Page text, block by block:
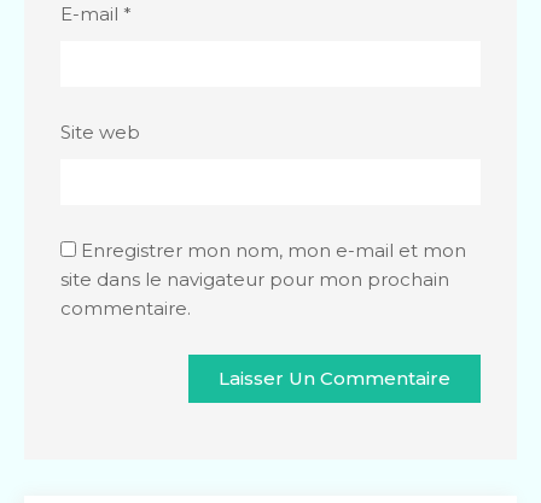
E-mail *
Site web
Enregistrer mon nom, mon e-mail et mon
site dans le navigateur pour mon prochain
commentaire.